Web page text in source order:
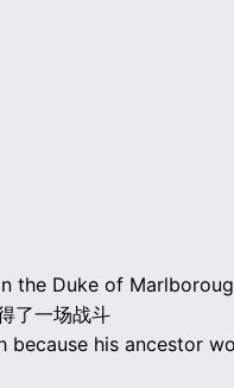
the Duke of
了一场战斗
because his ancestor